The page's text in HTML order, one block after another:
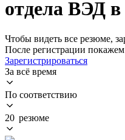
отдела ВЭД в
Чтобы видеть все резюме,
После регистрации
Зарегистрироваться
За всё время
По соответствию
20 резюме